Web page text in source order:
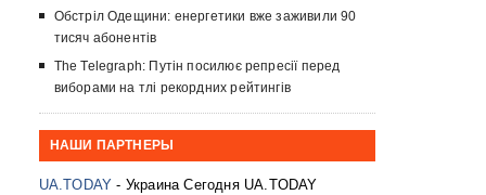
Обстріл Одещини: енергетики вже заживили 90
тисяч абонентів
The Telegraph: Путін посилює репресії перед
виборами на тлі рекордних рейтингів
НАШИ ПАРТНЕРЫ
UA.TODAY - Украина Сегодня UA.TODAY